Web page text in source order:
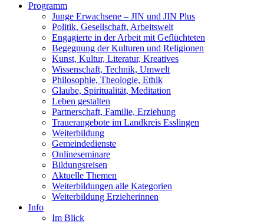
Programm
Junge Erwachsene – JIN und JIN Plus
Politik, Gesellschaft, Arbeitswelt
Engagierte in der Arbeit mit Geflüchteten
Begegnung der Kulturen und Religionen
Kunst, Kultur, Literatur, Kreatives
Wissenschaft, Technik, Umwelt
Philosophie, Theologie, Ethik
Glaube, Spiritualität, Meditation
Leben gestalten
Partnerschaft, Familie, Erziehung
Trauerangebote im Landkreis Esslingen
Weiterbildung
Gemeindedienste
Onlineseminare
Bildungsreisen
Aktuelle Themen
Weiterbildungen alle Kategorien
Weiterbildung Erzieherinnen
Info
Im Blick